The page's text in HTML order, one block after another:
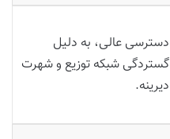
دسترسی عالی، به دلیل
گستردگی شبکه توزیع و شهرت
دیرینه.